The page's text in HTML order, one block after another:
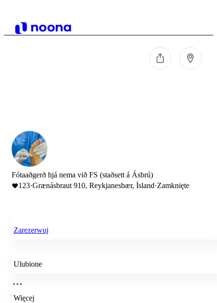
Fótaaðgerð hjá nema við FS (staðsett á Ásbrú)
123·Grænásbraut 910, Reykjanesbær, Ísland·Zamknięte
Zarezerwuj
Ulubione
Więcej